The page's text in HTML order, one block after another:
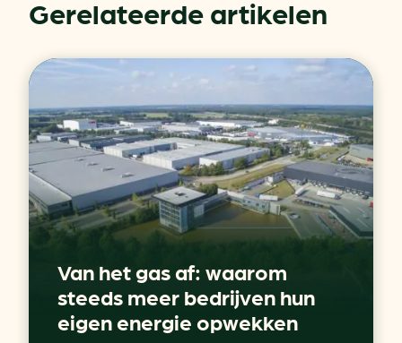
Gerelateerde artikelen
Van het gas af: waarom
steeds meer bedrijven hun
eigen energie opwekken